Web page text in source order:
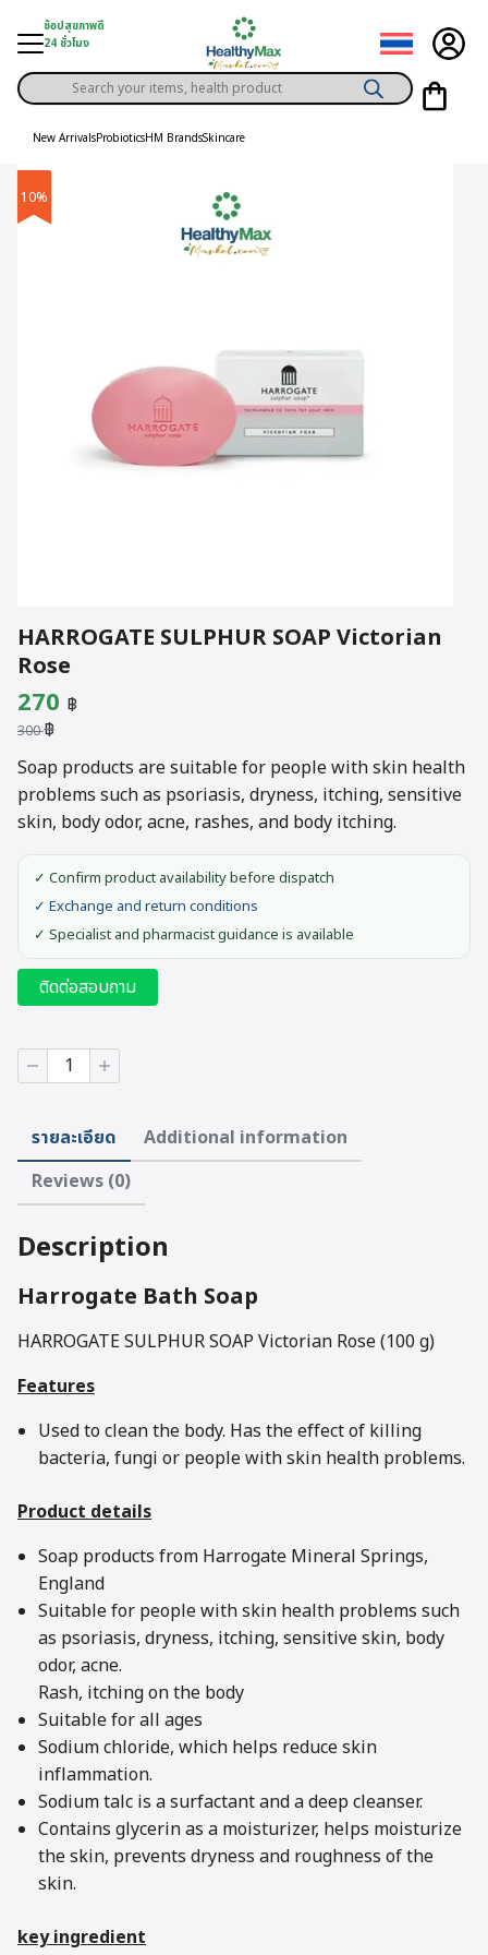
content
ช้อปสุขภาพดี
24 ชั่วโมง
Solution
Products
search
New ArrivalsProbioticsHM BrandsSkincare
10%
HARROGATE SULPHUR SOAP Victorian
Rose
300฿
Original
price
was:
300 ฿.
270 ฿
is:
270 ฿.
Soap products are suitable for people with skin health
problems such as psoriasis, dryness, itching, sensitive
skin, body odor, acne, rashes, and body itching.
✓ Confirm product availability before dispatch
✓ Exchange and return conditions
✓ Specialist and pharmacist guidance is available
ติดต่อสอบถาม
HARROGATE
SULPHUR
Rose
quantity
รายละเอียด
Additional information
Reviews (0)
Description
Harrogate Bath Soap
HARROGATE SULPHUR SOAP Victorian Rose (100 g)
Features
Used to clean the body. Has the effect of killing
bacteria, fungi or people with skin health problems.
Product details
Soap products from Harrogate Mineral Springs,
England
Suitable for people with skin health problems such
as psoriasis, dryness, itching, sensitive skin, body
odor, acne.
Rash, itching on the body
Suitable for all ages
Sodium chloride, which helps reduce skin
inflammation.
Sodium talc is a surfactant and a deep cleanser.
Contains glycerin as a moisturizer, helps moisturize
the skin, prevents dryness and roughness of the
skin.
key ingredient